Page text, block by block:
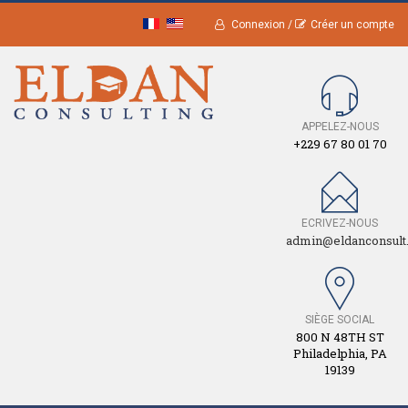
Connexion / Créer un compte
APPELEZ-NOUS
+229 67 80 01 70
ECRIVEZ-NOUS
SIÈGE SOCIAL
800 N 48TH ST
Philadelphia, PA
19139